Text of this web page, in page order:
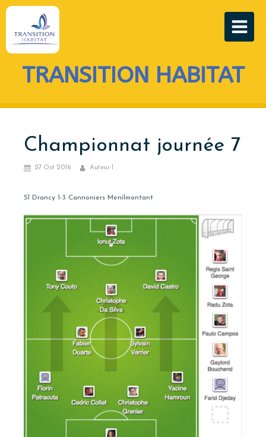
TRANSITION HABITAT
Championnat journée 7
27 Oct 2016 Auteur 1
Sl Drancy 1-3 Cannoniers Menilmontant